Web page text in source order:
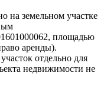
на земельном участке
площадью
аренды).
отдельно для
недвижимости не